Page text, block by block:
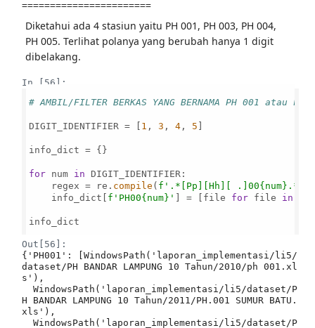
Diketahui ada 4 stasiun yaitu PH 001, PH 003, PH 004,
PH 005. Terlihat polanya yang berubah hanya 1 digit
dibelakang.
In [56]:
# AMBIL/FILTER BERKAS YANG BERNAMA PH 001 atau
DIGIT_IDENTIFIER = [ 1 , 3 , 4 , 5 ]
info_dict = {}
for num in DIGIT_IDENTIFIER:
    regex = re.
compile ( f'.*[Pp][Hh][ .]00{num} .*'
    info_dict[
f'PH00{num} ' ] = [file for file in
info_dict
Out[56]:
{'PH001': [WindowsPath('laporan_implementasi/li5/
dataset/PH BANDAR LAMPUNG 10 Tahun/2010/ph 001.xl
s'),
H BANDAR LAMPUNG 10 Tahun/2011/PH.001 SUMUR BATU.
xls'),